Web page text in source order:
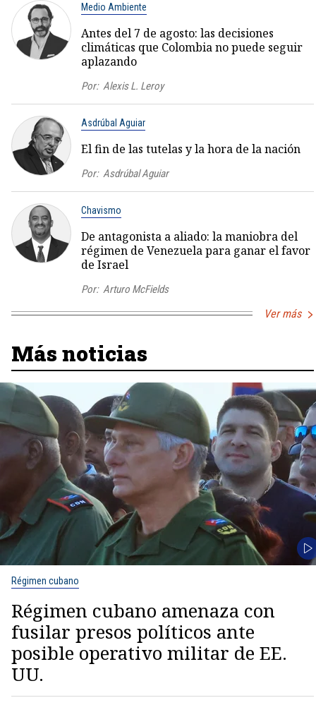
Medio Ambiente
Antes del 7 de agosto: las decisiones
climáticas que Colombia no puede seguir
aplazando
Por: Alexis L. Leroy
Asdrúbal Aguiar
El fin de las tutelas y la hora de la nación
Por: Asdrúbal Aguiar
Chavismo
De antagonista a aliado: la maniobra del
régimen de Venezuela para ganar el favor
de Israel
Por: Arturo McFields
Ver más
Más noticias
Régimen cubano
Régimen cubano amenaza con
fusilar presos políticos ante
posible operativo militar de EE.
UU.